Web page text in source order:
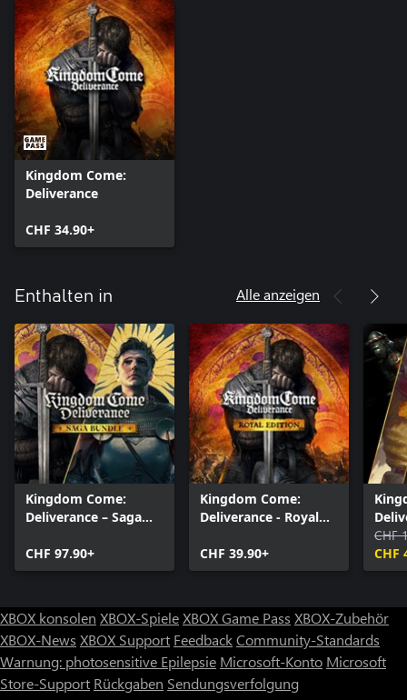
Kingdom Come:
Deliverance
CHF 34.90+
Enthalten in Alle anzeigen
Kingdom Come:
Deliverance – Saga
CHF 97.90+
Kingdom Come:
Deliverance - Royal
CHF 39.90+
CHF
CHF
XBOX konsolen XBOX-SpieleXBOX Game Pass XBOX-Zubehör
XBOX-News XBOX Support FeedbackCommunity-Standards
Warnung: photosensitive Epilepsie Microsoft-Konto Microsoft
Store-Support Rückgaben Sendungsverfolgung